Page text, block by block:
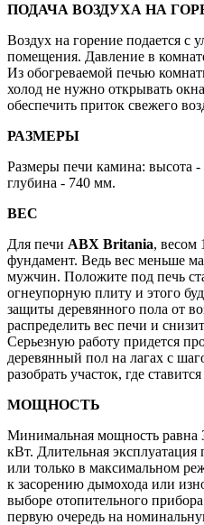
ПОДАЧА ВОЗДУХА НА
Воздух на горение подается с
помещения. Давление в
Из обогреваемой печью
холод не нужно открывать
обеспечить приток свежего
РАЗМЕРЫ
Размеры печи камина: высота
глубина - 740 мм.
ВЕС
Для печи ABX Britania, весом
фундамент. Ведь вес меньше
мужчин. Положите под печь
огнеупорную плиту и этого
защиты деревянного пола от
распределить вес печи и
Серьезную работу придется
деревянный пол на лагах с
разобрать участок, где
МОЩНОСТЬ
Минимальная мощность равна
кВт. Длительная
или только в максимальном
к засорению дымохода или
выборе отопительного
первую очередь на